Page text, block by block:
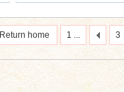
1 ... 3
Return home